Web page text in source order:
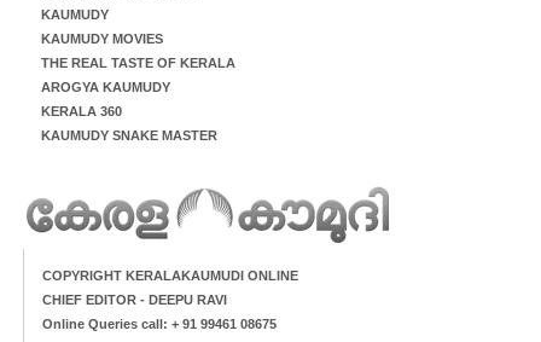
KAUMUDY
KAUMUDY MOVIES
THE REAL TASTE OF KERALA
AROGYA KAUMUDY
KERALA 360
KAUMUDY SNAKE MASTER
COPYRIGHT KERALAKAUMUDI ONLINE
CHIEF EDITOR - DEEPU RAVI
Online Queries call: + 91 99461 08675